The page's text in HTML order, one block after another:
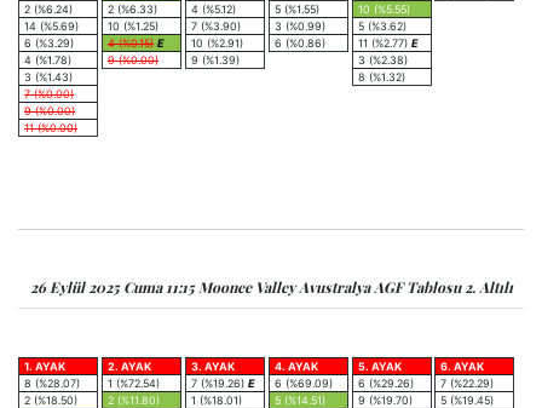
2 (%6.24)
14 (%5.69)
6 (%3.29)
4 (%1.78)
3 (%1.43)
7 (%0.00)
9 (%0.00)
11 (%0.00)
2 (%6.33)
10 (%1.25)
4 (%0.15) E
9 (%0.00)
4 (%5.12)
7 (%3.90)
10 (%2.91)
9 (%1.39)
5 (%1.55)
3 (%0.99)
6 (%0.86)
10 (%5.55)
5 (%3.62)
11 (%2.77) E
3 (%2.38)
8 (%1.32)
26 Eylül 2025 Cuma 11:15 Moonee Valley Avustralya AGF Tablosu 2. Altılı
1. AYAK
8 (%28.07)
2 (%18.50)
2. AYAK
1 (%72.54)
2 (%11.80)
3. AYAK
7 (%19.26) E
1 (%18.01)
4. AYAK
6 (%69.09)
5 (%14.51)
5. AYAK
6 (%29.26)
9 (%19.70)
6. AYAK
7 (%22.29)
5 (%19.45)